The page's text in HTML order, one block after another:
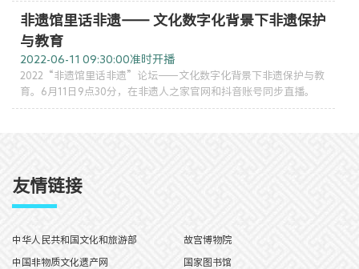
非遗馆里话非遗—— 文化数字化背景下非遗保护
与教育
2022-06-11 09:30:00准时开播
2022“非遗馆里话非遗”论坛——文化数字化背景下非遗保护与教
育。6月11日9点30分，在非遗人之家官网和抖音账号同步直播。
友情链接
中华人民共和国文化和旅游部 故宫博物院
中国非物质文化遗产网 国家图书馆